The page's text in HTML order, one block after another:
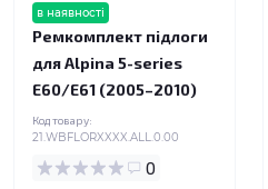
в наявності
Ремкомплект підлоги
для Alpina 5-series
E60/E61 (2005–2010)
Код товару:
21.WBFLORXXXX.ALL.0.00
0